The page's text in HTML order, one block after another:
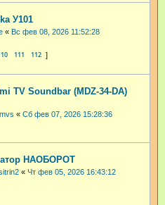
У101
« Вс фев 08, 2026 11:52:28
111 112
TV Soundbar (MDZ-34-DA)
« Сб фев 07, 2026 15:28:36
НАОБОРОТ
« Чт фев 05, 2026 16:43:12